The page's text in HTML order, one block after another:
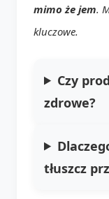
mimo że jem.
kluczowe.
Czy
zdrowe?
tłuszcz